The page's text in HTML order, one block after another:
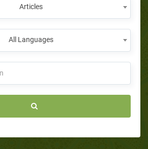
Articles
All Languages